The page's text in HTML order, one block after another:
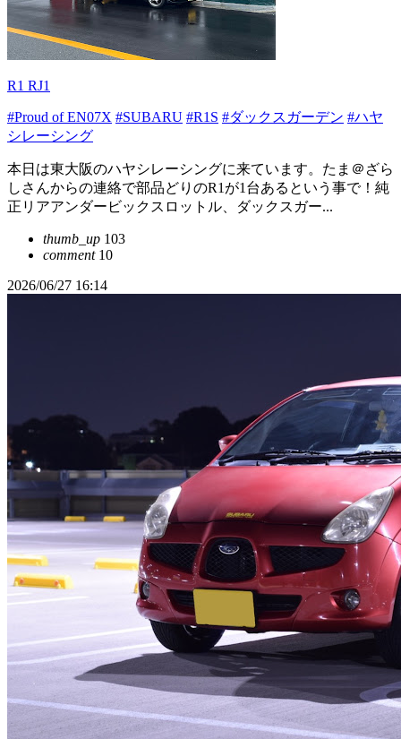
R1 RJ1
#Proud of EN07X #SUBARU #R1S #ダックスガーデン #ハヤ
シレーシング
本日は東大阪のハヤシレーシングに来ています。たま＠ざら
しさんからの連絡で部品どりのR1が1台あるという事で！純
正リアアンダービックスロットル、ダックスガー...
thumb_up 103
comment10
2026/06/27 16:14